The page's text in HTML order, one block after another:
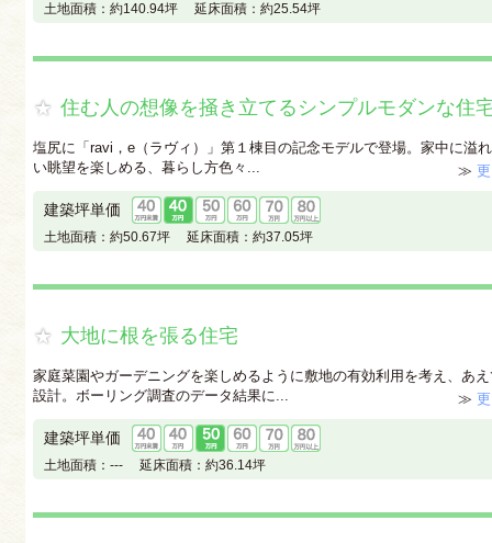
土地面積： 約140.94坪 延床面積： 約25.54坪
住む人の想像を掻き立てるシンプルモダンな住
塩尻に「ravi，e（ラヴィ）」第１棟目の記念モデルで登場。家中に溢
い眺望を楽しめる、暮らし方色々...
≫
建築坪単価
土地面積： 約50.67坪 延床面積： 約37.05坪
大地に根を張る住宅
家庭菜園やガーデニングを楽しめるように敷地の有効利用を考え、あ
設計。ボーリング調査のデータ結果に...
≫
建築坪単価
土地面積： --- 延床面積： 約36.14坪